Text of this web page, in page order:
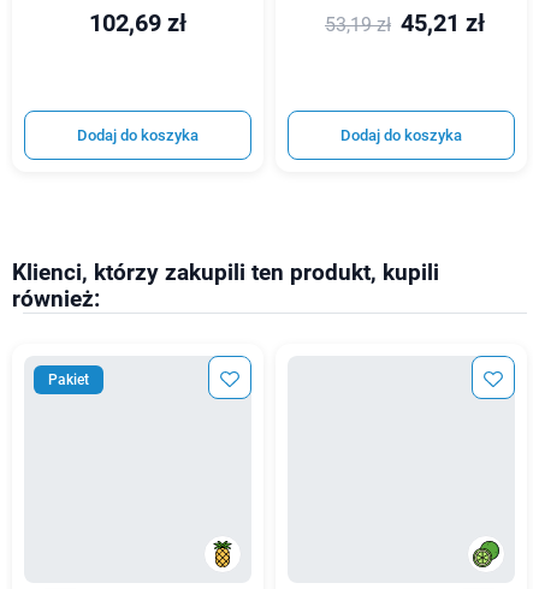
102,69 zł
Dodaj do koszyka
53,19 zł 45,21 zł
Dodaj do koszyka
Klienci, którzy zakupili ten produkt, kupili
również:
Pakiet